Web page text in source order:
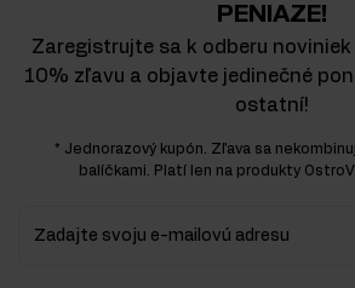
PENIAZE!
Zaregistrujte sa k odberu
10% zľavu a objavte jedinečné
ostatní!
* Jednorazový kupón. Zľava sa
balíčkami. Platí len na produkty
Zadajte svoju e-mailovú adresu